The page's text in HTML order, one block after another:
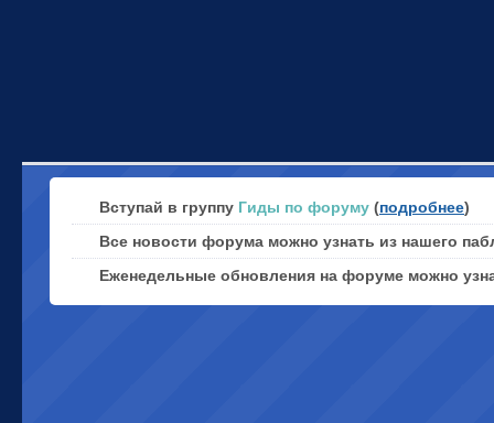
Вступай в группу Гиды по форуму (подробнее)
Все новости форума можно узнать из нашего
Еженедельные обновления на форуме можно